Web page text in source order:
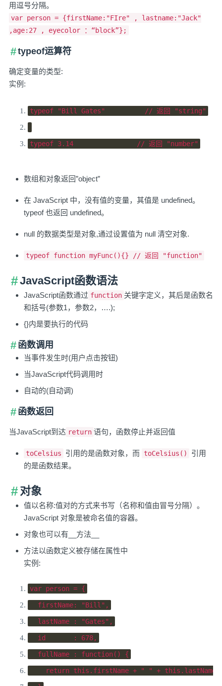
用逗号分隔。
var person = {firstName:"FIre" , lastname:"Jack"
,age:27 , eyecolor ：“block”};
typeof运算符
确定变量的类型:
实例:
typeof "Bill Gates" // 返回 "string"
typeof 3.14 // 返回 "number"
数组和对象返回”object”
在 JavaScript 中，没有值的变量，其值是 undefined。
typeof 也返回 undefined。
null 的数据类型是对象,通过设置值为 null 清空对象.
typeof function myFunc(){} // 返回 "function"
JavaScript函数语法
JavaScript函数通过 function 关键字定义，其后是函数名
和括号(参数1，参数2，….);
{}内是要执行的代码
函数调用
当事件发生时(用户点击按钮)
当JavaScript代码调用时
自动的(自动调)
函数返回
当JavaScript到达 return 语句，函数停止并返回值
toCelsius 引用的是函数对象，而 toCelsius()
引用
的是函数结果。
对象
值以名称:值对的方式来书写（名称和值由冒号分隔）。
JavaScript 对象是被命名值的容器。
对象也可以有__方法__
方法以函数定义被存储在属性中
实例:
var person = {
  firstName
: "Bill" ,
  lastName
: "Gates" ,
  id
: 678,
  fullName
: function() {
return this . firstName + " " + this . lastName